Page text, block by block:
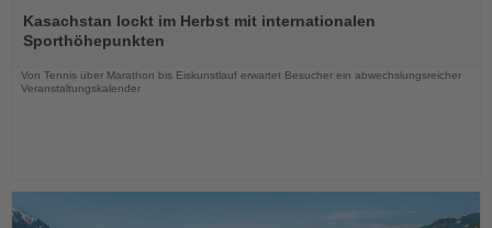
Sie
die
Nachrichten
Kasachstan lockt im Herbst mit internationalen
Sporthöhepunkten
Von Tennis über Marathon bis Eiskunstlauf erwartet Besucher ein abwechslungsreicher
Veranstaltungskalender